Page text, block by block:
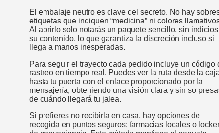
El embalaje neutro es clave del secreto. No hay
etiquetas que indiquen “medicina” ni colores
Al abrirlo solo notarás un paquete sencillo, sin
su contenido, lo que garantiza la discreción incluso si
llega a manos inesperadas.
Para seguir el trayecto cada pedido incluye un código
rastreo en tiempo real. Puedes ver la ruta desde la
hasta tu puerta con el enlace proporcionado por la
mensajería, obteniendo una visión clara y sin
de cuándo llegará tu jalea.
Si prefieres no recibirla en casa, hay opciones de
recogida en puntos seguros: farmacias locales o